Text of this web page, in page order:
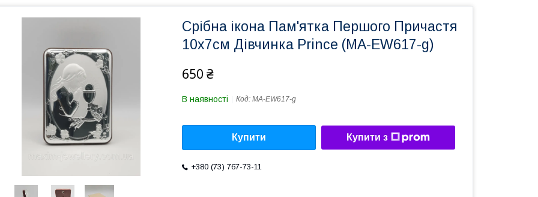
Срібна ікона Пам'ятка Першого Причастя
10х7см Дівчинка Prince (MA-EW617-g)
650 ₴
В наявності Код: MA-EW617-g
Купити Купити з
+380 (73) 767-73-11